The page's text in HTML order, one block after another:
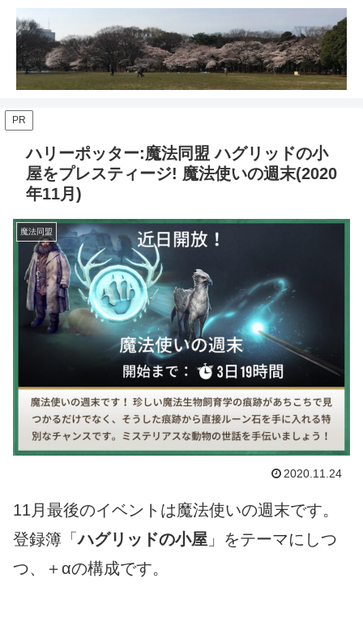
PR
ハリーポッター:魔法同盟 ハグリッドの小
屋をプレスティージ! 魔法使いの週末(2020
年11月)
魔法同盟
2020.11.24
11月最後のイベントは魔法使いの週末です。
登録簿「ハグリッドの小屋 」をテーマにしつ
つ、＋αの構成です。